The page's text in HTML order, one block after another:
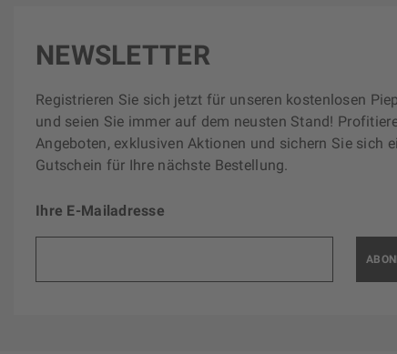
NEWSLETTER
Registrieren Sie sich jetzt für unseren kostenlosen
und seien Sie immer auf dem neusten Stand!
Angeboten, exklusiven Aktionen und sichern Sie sich
Gutschein für Ihre nächste Bestellung.
Ihre E-Mailadresse